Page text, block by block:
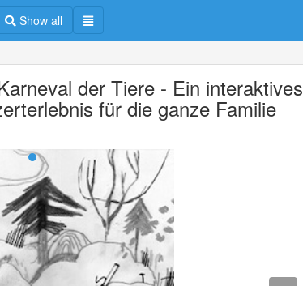
Show all
der Tiere - Ein interaktives
für die ganze Familie